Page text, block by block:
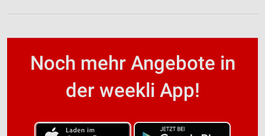
Noch mehr Angebote in
der weekli App!